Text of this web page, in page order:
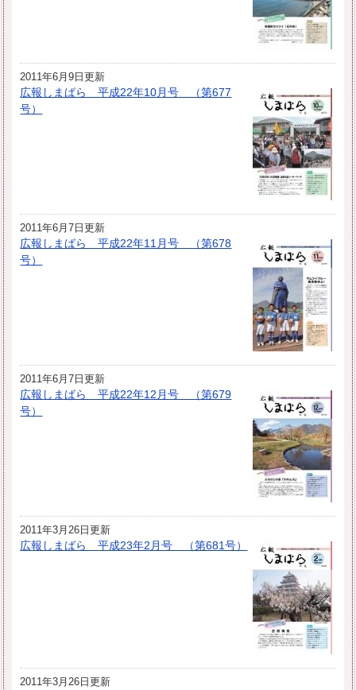
2011年6月9日更新
広報しまばら 平成22年10月号 （第677
号）
2011年6月7日更新
広報しまばら 平成22年11月号 （第678
号）
2011年6月7日更新
広報しまばら 平成22年12月号 （第679
号）
2011年3月26日更新
広報しまばら 平成23年2月号 （第681号）
2011年3月26日更新